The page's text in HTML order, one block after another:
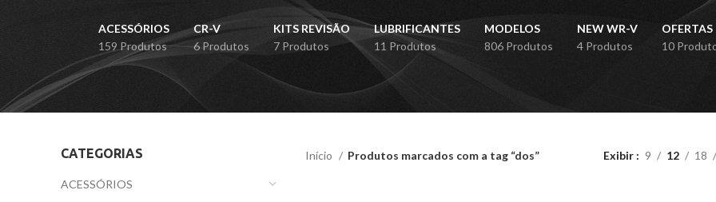
ACESSÓRIOS
159 Produtos
CR-V
6 Produtos
KITS REVISÃO
7 Produtos
LUBRIFICANTES
11 Produtos
MODELOS
806 Produtos
NEW WR-V
4 Produtos
OFERTAS
10
CATEGORIAS
ACESSÓRIOS
Início Produtos marcados com a tag “dos” Exibir 9 12 18